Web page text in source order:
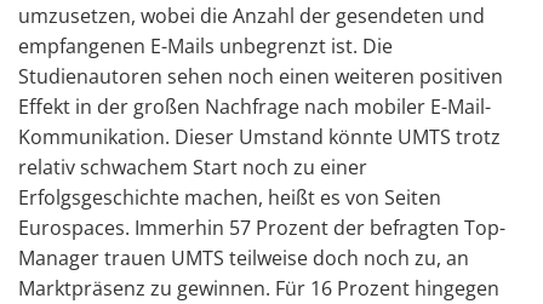
umzusetzen, wobei die Anzahl der gesendeten und
empfangenen E-Mails unbegrenzt ist. Die
Studienautoren sehen noch einen weiteren positiven
Effekt in der großen Nachfrage nach mobiler E-Mail-
Kommunikation. Dieser Umstand könnte UMTS trotz
relativ schwachem Start noch zu einer
Erfolgsgeschichte machen, heißt es von Seiten
Eurospaces. Immerhin 57 Prozent der befragten Top-
Manager trauen UMTS teilweise doch noch zu, an
Marktpräsenz zu gewinnen. Für 16 Prozent hingegen